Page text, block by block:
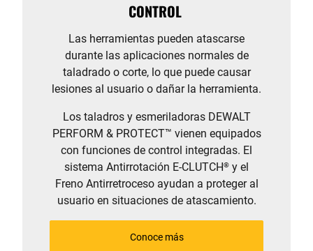
CONTROL
Las herramientas pueden atascarse
durante las aplicaciones normales de
taladrado o corte, lo que puede causar
lesiones al usuario o dañar la herramienta.
Los taladros y esmeriladoras DEWALT
PERFORM & PROTECT™ vienen equipados
con funciones de control integradas. El
sistema Antirrotación E-CLUTCH® y el
Freno Antirretroceso ayudan a proteger al
usuario en situaciones de atascamiento.
Conoce más